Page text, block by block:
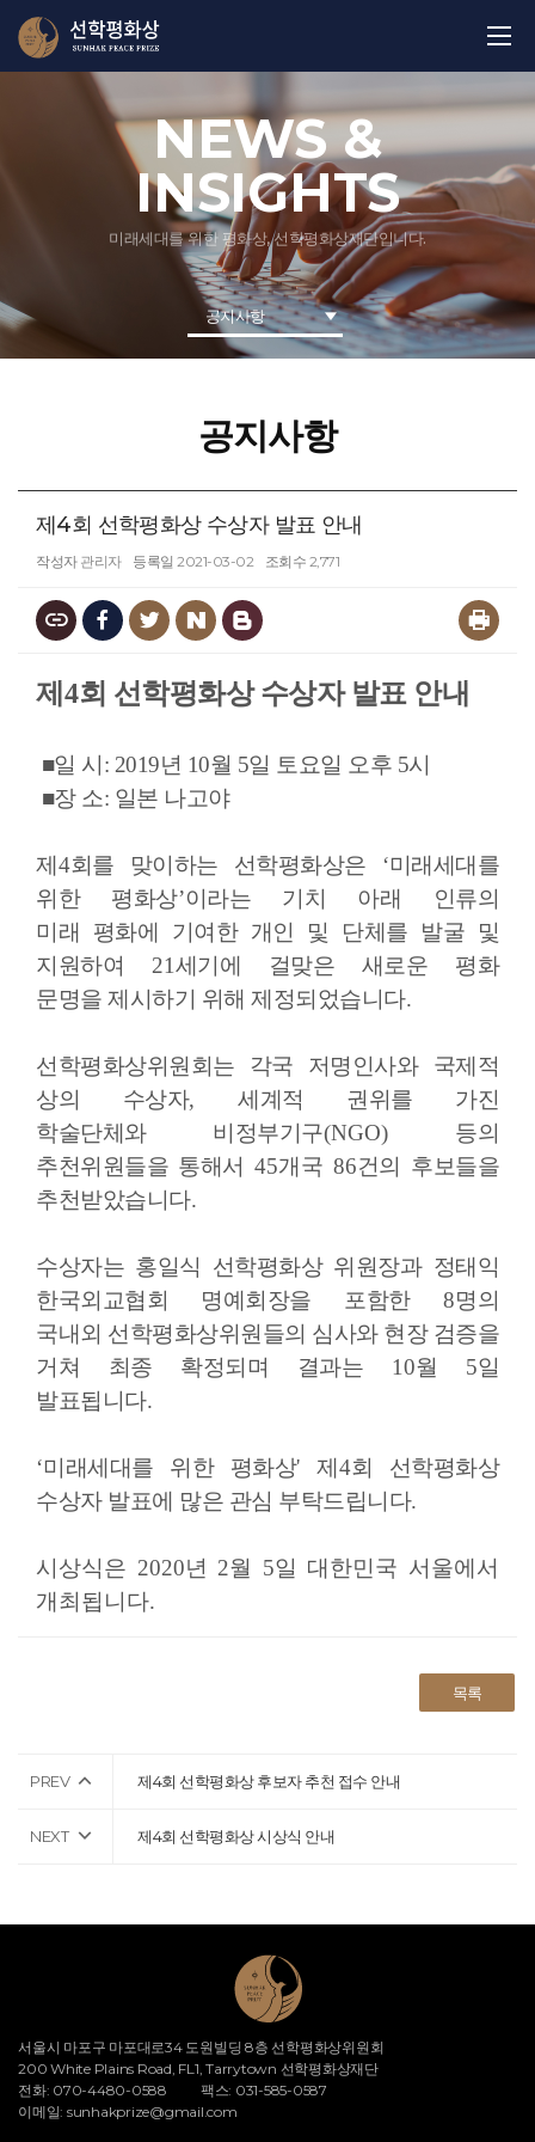
NEWS &
INSIGHTS
미래세대를 위한 평화상, 선학평화상재단입니다.
공지사항
공지사항
제4회 선학평화상 수상자 발표 안내
작성자 관리자 등록일 2021-03-02 조회수 2,771
제 4회 선학평화상 수상자 발표 안내
■일 시: 2019년 10월 5일 토요일 오후 5시
■장 소: 일본 나고야
제4회를 맞이하는 선학평화상은 ‘미래세대를
위한 평화상’이라는 기치 아래 인류의
미래 평화에 기여한 개인 및 단체를 발굴 및
지원하여
21세기에 걸맞은 새로운 평화
문명을 제시하기 위해 제정되었습니다.
선학평화상위원회는 각국 저명인사와 국제적
상의 수상자,
세계적 권위를 가진
학술단체와 비정부기구(NGO)
등의
추천위원들을 통해서 45개국 86건의 후보들을
추천받았습니다.
수상자는 홍일식 선학평화상 위원장과 정태익
한국외교협회 명예회장을 포함한
8명의
국내외 선학평화상위원들의 심사와 현장 검증을
거쳐 최종 확정되며 결과는
10월 5일
발표됩니다.
‘미래세대를 위한 평화상' 제4회 선학평화상
수상자 발표에 많은 관심 부탁드립니다.
시상식은 2020년 2월 5일 대한민국 서울에서
개최됩니다.
목록
PREV 제4회 선학평화상 후보자 추천 접수 안내
NEXT 제4회 선학평화상 시상식 안내
서울시 마포구 마포대로34 도원빌딩 8층 선학평화상위원회
200 White Plains Road, FL1, Tarrytown 선학평화상재단
전화: 070-4480-0588
팩스: 031-585-0587
이메일: sunhakprize@gmail.com